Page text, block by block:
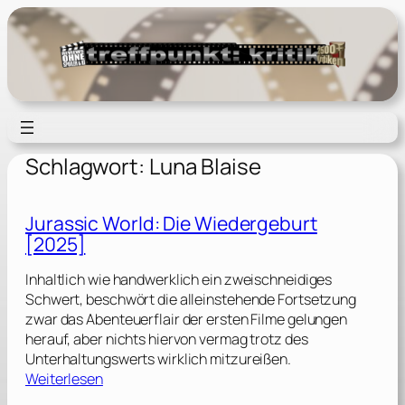
Zum
Inhalt
springen
Schlagwort: Luna Blaise
Jurassic World: Die Wiedergeburt
[2025]
Inhaltlich wie handwerklich ein zweischneidiges
Schwert, beschwört die alleinstehende Fortsetzung
zwar das Abenteuerflair der ersten Filme gelungen
herauf, aber nichts hiervon vermag trotz des
Unterhaltungswerts wirklich mitzureißen.
Weiterlesen: